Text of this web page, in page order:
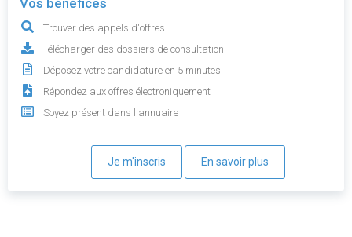
Vos bénéfices
Trouver des appels d'offres
Télécharger des dossiers de consultation
Déposez votre candidature en 5 minutes
Répondez aux offres électroniquement
Soyez présent dans l'annuaire
Je m'inscris En savoir plus